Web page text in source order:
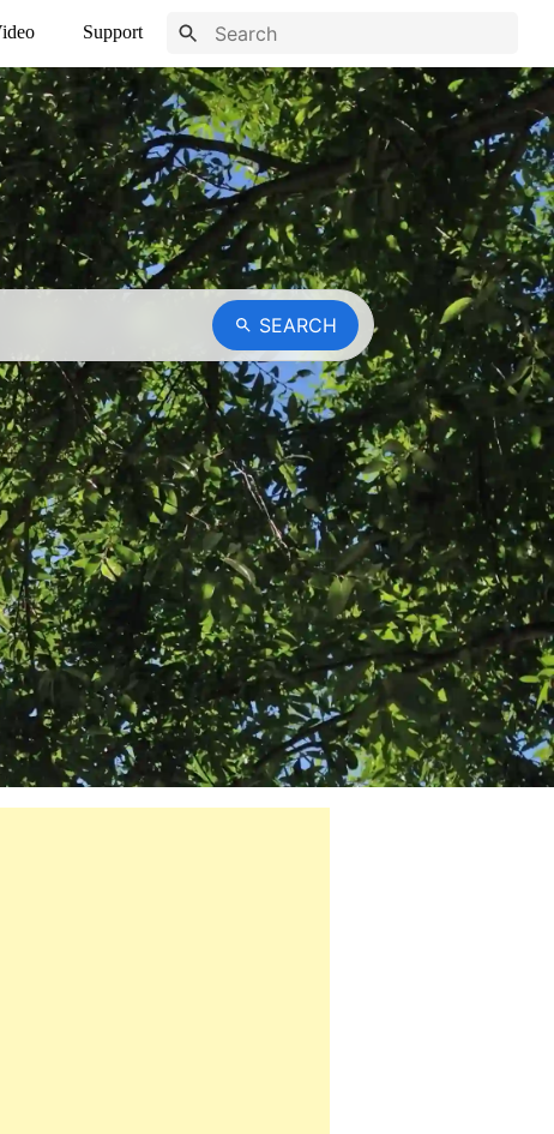
Support
SEARCH